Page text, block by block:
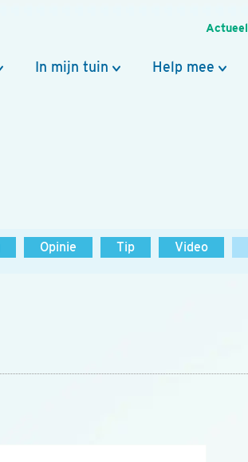
Actueel
In mijn tuin Help mee
Opinie Tip Video